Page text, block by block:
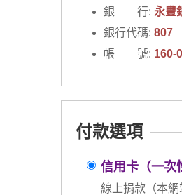
財務報告
銀 行: 永豐
銀行代碼: 807
帳 號: 160-
付款選項
信用卡（一次
線上捐款（本網